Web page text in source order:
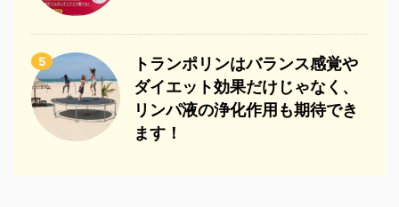
5
トランポリンはバランス感覚や
ダイエット効果だけじゃなく、
リンパ液の浄化作用も期待でき
ます！